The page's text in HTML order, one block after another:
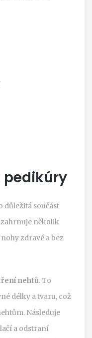
pedikúry
důležitá součást
několik
zdravé a bez
nehtů. To
délky a tvaru, což
Následuje
a odstraní